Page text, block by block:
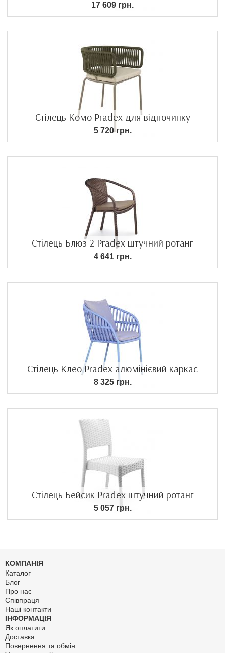
17 609 грн.
Стілець Комо Pradex для відпочинку
5 720 грн.
Стілець Блюз 2 Pradex штучний ротанг
4 641 грн.
Стілець Клео Pradex алюмінієвий каркас
8 325 грн.
Стілець Бейсик Pradex штучний ротанг
5 057 грн.
КОМПАНІЯ
Каталог
Блог
Про нас
Співпраця
Наші контакти
ІНФОРМАЦІЯ
Як оплатити
Доставка
Повернення та обмін